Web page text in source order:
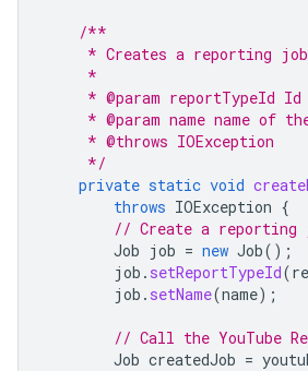
/**
* Creates a reporting
     *
* @param reportTypeId
* @param name name of
     * @throws IOException
     */
private static void
throws IOException {
// Create a reporting
Job job = new Job();
job . setReportTypeId(
job . setName(name);
// Call the YouTube
Job createdJob =